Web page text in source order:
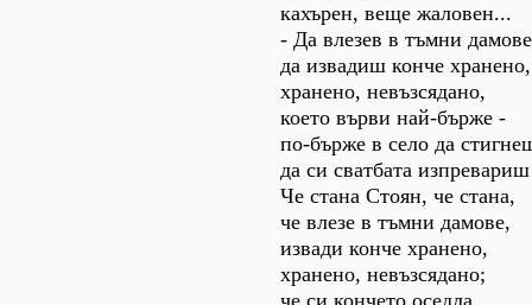
кахърен, веще жаловен...
- Да влезев в тъмни
да извадиш конче хранено,
хранено, невъзсядано,
което върви най-бърже -
по-бърже в село да
да си сватбата
Че стана Стоян, че стана,
че влезе в тъмни дамове,
извади конче хранено,
хранено, невъзсядано;
че си кончето оседла,